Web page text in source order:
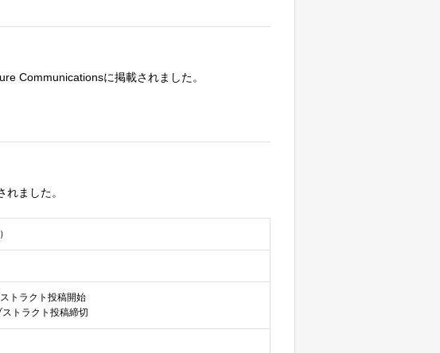
Communicationsに掲載されました。
ました。
）
トラクト投稿開始
トラクト投稿締切